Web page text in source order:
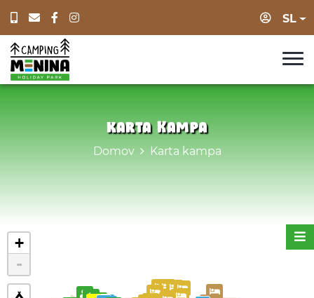
Prijava
SL
Karta kampa
Domov Karta kampa
+
-